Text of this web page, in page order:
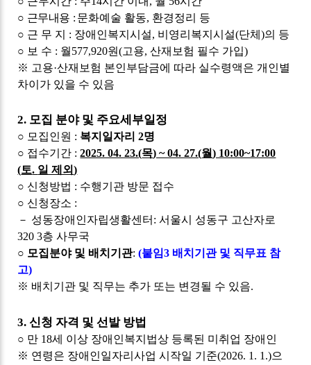
○ 근무내용 : 문화예술 활동, 환경정리 등
○ 근 무 지 : 장애인복지시설, 비영리복지시설(단체)의 등
○ 보 수 : 월577,920원(고용,산재보험 필수 가입)
※ 고용·산재보험 본인부담금에 따라 실수령액은 개인별
차이가 있을 수 있음
2. 모집 분야 및 주요세부일정
○ 모집인원 : 복지일자리 2명
○ 접수기간 :2025. 04. 23.(목) ~ 04. 27.(월) 10:00~17:00
(토. 일 제외)
○ 신청방법 : 수행기관 방문 접수
○ 신청장소 :
－ 성동장애인자립생활센터 :서울시 성동구 고산자로
320 3층 사무국
○ 모집분야 및 배치기관:(붙임3 배치기관 및 직무표 참
고)
※ 배치기관 및 직무는 추가 또는 변경될 수 있음.
3.신청 자격 및 선발 방법
○ 만 18세 이상 장애인복지법상 등록된 미취업 장애인
※ 연령은 장애인일자리사업 시작일 기준(2026. 1. 1.)으